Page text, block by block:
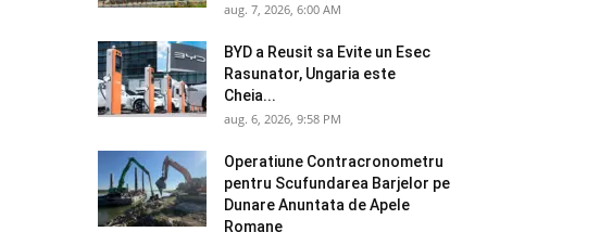
aug. 7, 2026, 6:00 AM
BYD a Reusit sa Evite un Esec
Rasunator, Ungaria este
Cheia...
aug. 6, 2026, 9:58 PM
Operatiune Contracronometru
pentru Scufundarea Barjelor pe
Dunare Anuntata de Apele
Romane